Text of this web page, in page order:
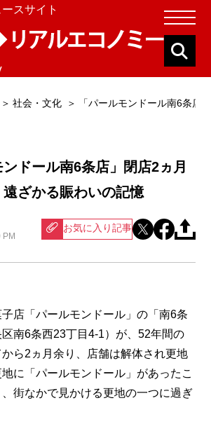
スサイト
社会・文化 「パールモンドール南6条店
ンドール南6条店」閉店2ヵ月
ざかる賑わいの記憶
お気に入り記事
店「パールモンドール」の「南6条
南6条西23丁目4-1）が、52年間の
ら2ヵ月余り、店舗は解体され更地
に「パールモンドール」があったこ
街なかで見かける更地の一つに過ぎ